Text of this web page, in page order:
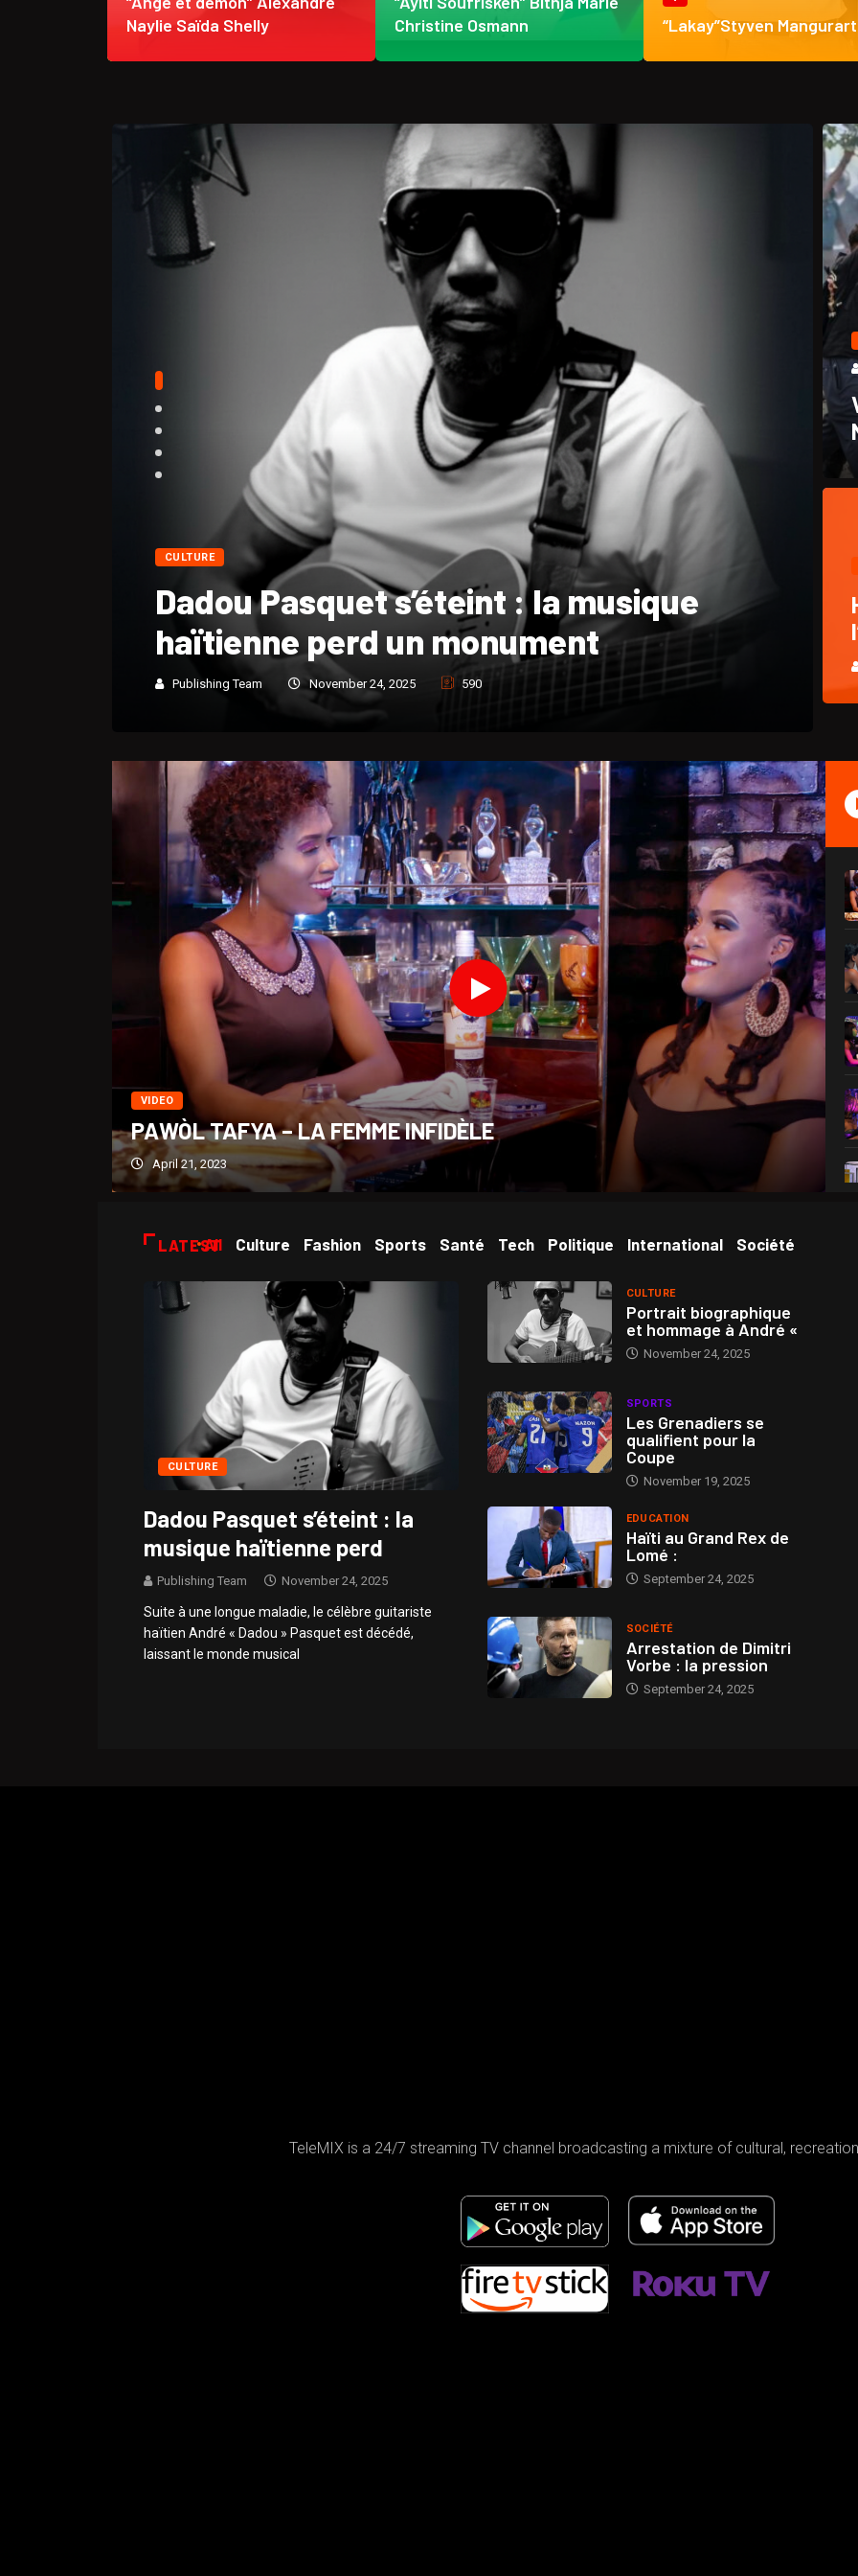
Naylie Saïda Shelly
Christine Osmann
“Lakay”Styven Mangurart
CULTURE
Portrait biographique et hommage à
André « Dadou » Pasquet
Publishing Team November 24, 2025 764
VIDEO
PAWÒL TAFYA – LA FEMME INFIDÈLE
April 21, 2023
LATEST
All Culture Fashion Sports Santé Tech Politique International Société
CULTURE
Dadou Pasquet s’éteint : la
musique haïtienne perd
Publishing Team November 24, 2025
Suite à une longue maladie, le célèbre guitariste
haïtien André « Dadou » Pasquet est décédé,
laissant le monde musical
CULTURE
Portrait biographique
et hommage à André «
November 24, 2025
SPORTS
Les Grenadiers se
qualifient pour la
Coupe
November 19, 2025
EDUCATION
Haïti au Grand Rex de
Lomé :
September 24, 2025
SOCIÉTÉ
Arrestation de Dimitri
Vorbe : la pression
September 24, 2025
TeleMIX is a 24/7 streaming TV channel broadcasting a mixture of cultural,